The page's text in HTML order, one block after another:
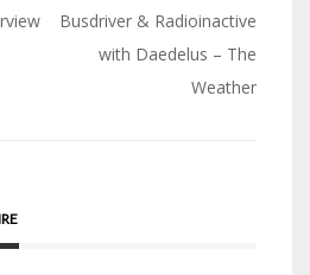
Busdriver & Radioinactive
with Daedelus – The
Weather